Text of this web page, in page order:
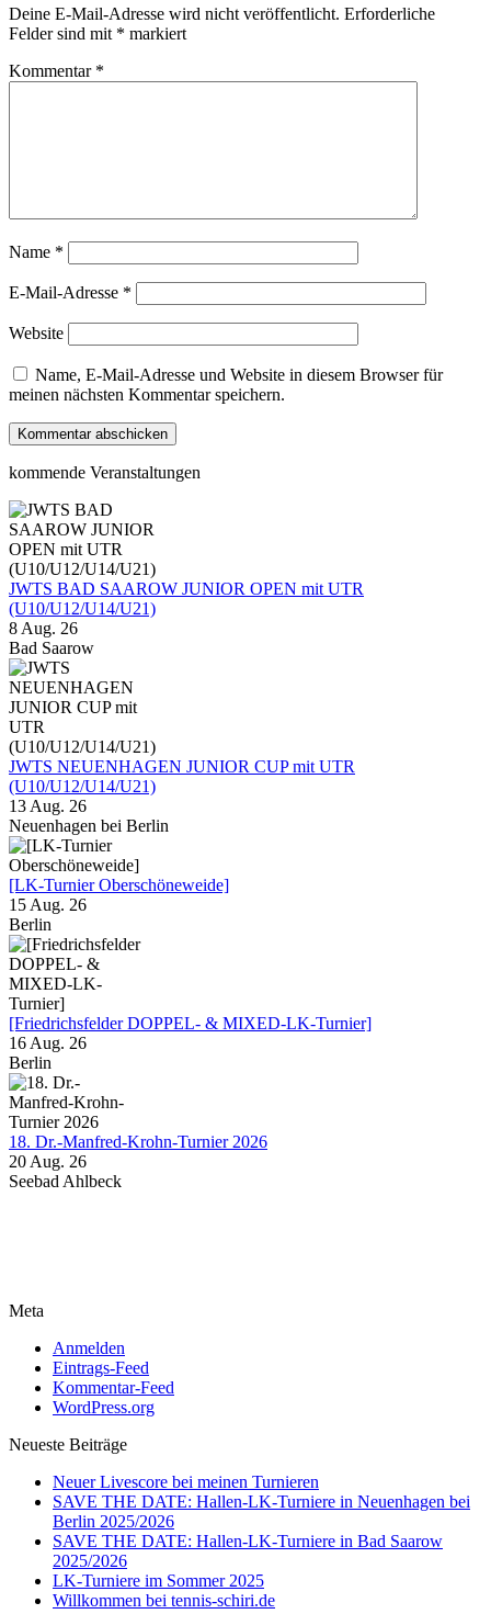
Deine E-Mail-Adresse wird nicht veröffentlicht. Erforderliche
Felder sind mit * markiert
Kommentar *
Name *
E-Mail-Adresse *
Website
Name, E-Mail-Adresse und Website in diesem Browser für
meinen nächsten Kommentar speichern.
kommende Veranstaltungen
JWTS BAD SAAROW JUNIOR OPEN mit UTR
(U10/U12/U14/U21)
8 Aug. 26
Bad Saarow
JWTS NEUENHAGEN JUNIOR CUP mit UTR
(U10/U12/U14/U21)
13 Aug. 26
Neuenhagen bei Berlin
[LK-Turnier Oberschöneweide]
15 Aug. 26
Berlin
[Friedrichsfelder DOPPEL- & MIXED-LK-Turnier]
16 Aug. 26
Berlin
18. Dr.-Manfred-Krohn-Turnier 2026
20 Aug. 26
Seebad Ahlbeck
Meta
Anmelden
Eintrags-Feed
Kommentar-Feed
WordPress.org
Neueste Beiträge
Neuer Livescore bei meinen Turnieren
SAVE THE DATE: Hallen-LK-Turniere in Neuenhagen bei
Berlin 2025/2026
SAVE THE DATE: Hallen-LK-Turniere in Bad Saarow
2025/2026
LK-Turniere im Sommer 2025
Willkommen bei tennis-schiri.de